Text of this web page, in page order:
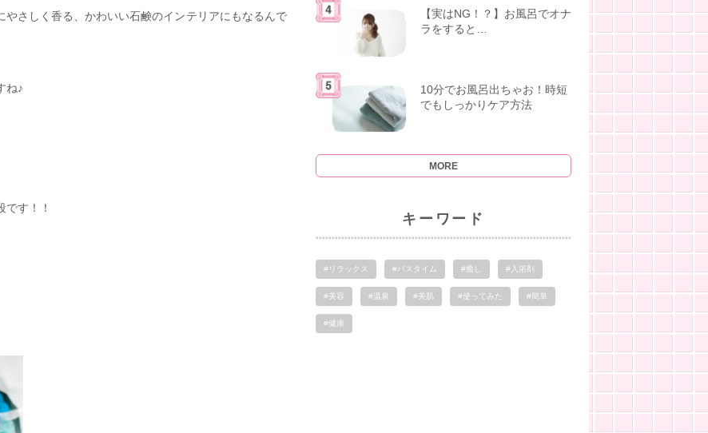
さしく香る、かわいい石鹸のインテリアにもなるんで
ね♪
す！！
【実はNG！？】お風呂でオナ
ラをすると…
10分でお風呂出ちゃお！時短
でもしっかりケア方法
MORE
キーワード
#リラックス #バスタイム #癒し #入浴剤
#美容 #温泉 #美肌 #使ってみた #簡単
#健康